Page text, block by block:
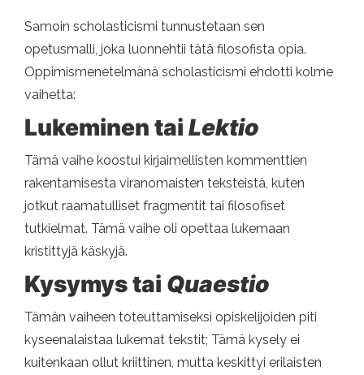
Samoin scholasticismi tunnustetaan sen
opetusmalli, joka luonnehtii tätä filosofista opia.
Oppimismenetelmänä scholasticismi ehdotti kolme
vaihetta:
Lukeminen tai Lektio
Tämä vaihe koostui kirjaimellisten kommenttien
rakentamisesta viranomaisten teksteistä, kuten
jotkut raamatulliset fragmentit tai filosofiset
tutkielmat. Tämä vaihe oli opettaa lukemaan
kristittyjä käskyjä.
Kysymys tai Quaestio
Tämän vaiheen toteuttamiseksi opiskelijoiden piti
kyseenalaistaa lukemat tekstit; Tämä kysely ei
kuitenkaan ollut kriittinen, mutta keskittyi erilaisten